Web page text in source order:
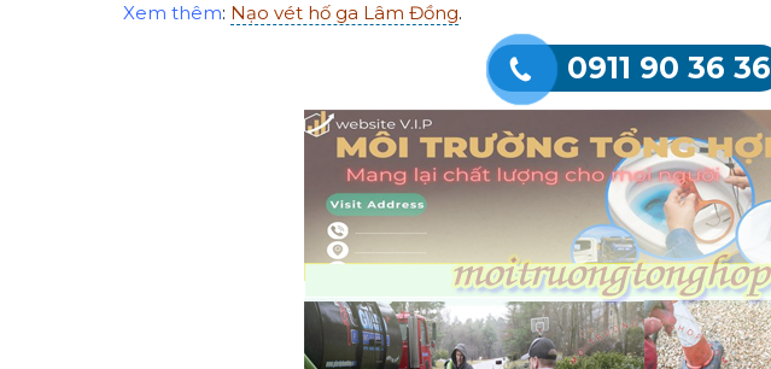
Xem thêm: Nạo vét hố ga Lâm Đồng.
0911 90 36 36